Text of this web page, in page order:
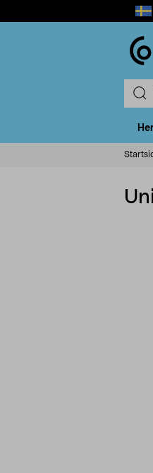
Select